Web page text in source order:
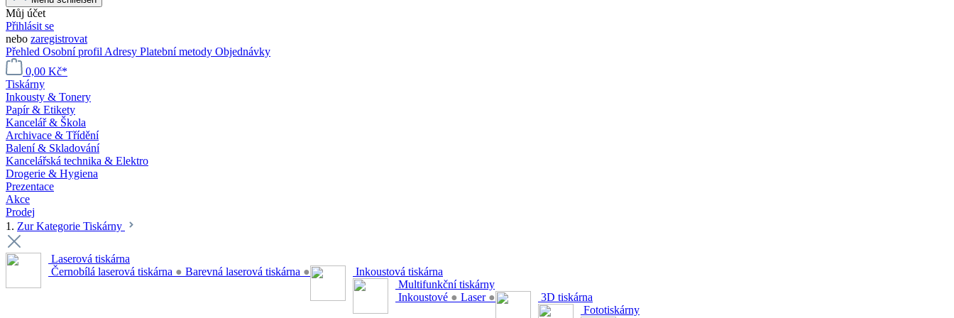
Můj účet
Přihlásit se
nebo zaregistrovat
Přehled Osobní profil Adresy Platební metody Objednávky
0,00 Kč*
Tiskárny
Inkousty & Tonery
Papír & Etikety
Kancelář & Škola
Archivace & Třídění
Balení & Skladování
Kancelářská technika & Elektro
Drogerie & Hygiena
Prezentace
Akce
Prodej
1. Zur Kategorie Tiskárny
Laserová tiskárna
Černobílá laserová tiskárna ● Barevná laserová tiskárna ●
Inkoustová tiskárna
Multifunkční tiskárny
Inkoustové ● Laser ●
3D tiskárna
Fototiskárny